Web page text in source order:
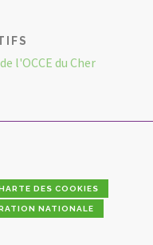
l'OCCE du Cher
DES COOKIES
NATIONALE